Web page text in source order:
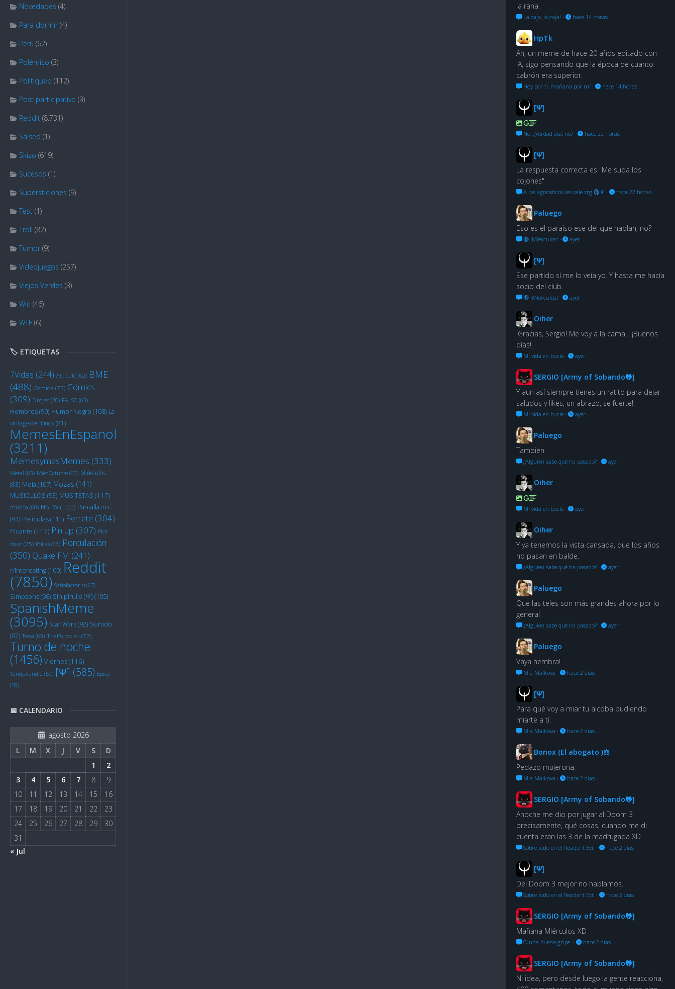
Novedades (4)
Para dormir (4)
Perú (62)
Polémico (3)
Politiqueo (112)
Post participativo (3)
Reddit (8.731)
Salseo (1)
Skizo (619)
Sucesos (1)
Supersticiones (9)
Test (1)
Troll (82)
Tumor (9)
Videojuegos (257)
Viejos Verdes (3)
Win (46)
WTF (6)
🏷️ ETIQUETAS
7Vidas (244) Artículo (62) BME
(488) Comida (73) Cómics
(309) Drojas (70) FALSO (63)
Hombres(90) Humor Negro (108) La
vintage de Bonox(81)
MemesEnEspanol
(3211)
MemesymasMemes (333)
Metal (63) MiedOctubre (60) Miérculos
(83) Mola (107) Mozas (141)
MUSICULOS (93) MUSITETAS (117)
música (60) NSFW(122) Pantallazos
(94) Películas(111) Perrete (304)
Picante (117) Pin up (307) Plot
twist (75) Pollas (63) Porculación
(350) Quake FM (241)
r/Interesting(100) Reddit
(7850) Satisfactorio (67)
Simpsons(98) Sin pirulís [Ψ] (105)
SpanishMeme
(3095) Star Wars(92) Surtido
(97) Tessa (63) That's racist! (77)
Turno de noche
(1456) Viernes(116)
Yanquilandia (59) [Ψ] (585) Épico
(59)
📅 CALENDARIO
agosto 2026
L
M X J V S
D
1
2
3
4 5 6 7 8
9
10
11 12 13 14 15
16
17
18 19 20 21 22
23
24
25 26 27 28 29
30
31
« Jul
la rana.
La caja, la caja! · hace 14 horas
HpTk
Ah, un meme de hace 20 años editado con
IA, sigo pensando que la época de cuanto
cabrón era superior.
Hoy por ti, mañana por mí · hace 14 horas
[Ψ]
GIF
No. ¿Verdad que no? · hace 22 horas
[Ψ]
La respuesta correcta es "Me suda los
cojones"
A los agnosticos les vale vrg 🗿🍷 · hace 22 horas
Paluego
Eso es el paraíso ese del que hablan, no?
🔞 ¡Miérculos! · ayer
[Ψ]
Ese partido sí me lo veía yo. Y hasta me hacía
socio del club.
🔞 ¡Miérculos! · ayer
Oiher
¡Gracias, Sergio! Me voy a la cama... ¡Buenos
días!
Mi vida en bucle · ayer
SERGIO [Army of Sobando🐸]
Y aun así siempre tienes un ratito para dejar
saludos y likes, un abrazo, se fuerte!
Mi vida en bucle · ayer
Paluego
También
¿Alguien sabe qué ha pasado? · ayer
Oiher
GIF
Mi vida en bucle · ayer
Oiher
Y ya tenemos la vista cansada, que los años
no pasan en balde.
¿Alguien sabe qué ha pasado? · ayer
Paluego
Que las teles son más grandes ahora por lo
general
¿Alguien sabe qué ha pasado? · ayer
Paluego
Vaya hembra!
Mia Malkova · hace 2 días
[Ψ]
Para qué voy a miar tu alcoba pudiendo
miarte a tí.
Mia Malkova · hace 2 días
Bonox (El abogato )⚖
Pedazo mujerona.
Mia Malkova · hace 2 días
SERGIO [Army of Sobando🐸]
Anoche me dio por jugar al Doom 3
precisamente, qué cosas, cuando me di
cuenta eran las 3 de la madrugada XD
Sobre todo en el Resident Evil · hace 2 días
[Ψ]
Del Doom 3 mejor no hablamos.
Sobre todo en el Resident Evil · hace 2 días
SERGIO [Army of Sobando🐸]
Mañana Miérculos XD
O una buena gripe. · hace 2 días
SERGIO [Army of Sobando🐸]
Ni idea, pero desde luego la gente reacciona,